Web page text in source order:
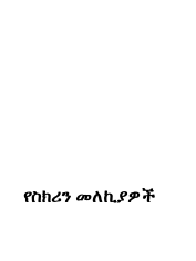
የስክሪን መለኪያዎች